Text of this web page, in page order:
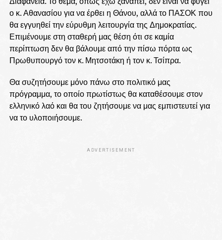
ο κ. Αθανασίου για να έρθει η Θάνου, αλλά το ΠΑΣΟΚ που
θα εγγυηθεί την εύρυθμη λειτουργία της Δημοκρατίας.
Επιμένουμε στη σταθερή μας θέση ότι σε καμία
περίπτωση δεν θα βάλουμε από την πίσω πόρτα ως
Πρωθυπουργό τον κ. Μητσοτάκη ή τον κ. Τσίπρα.
Θα συζητήσουμε μόνο πάνω στο πολιτικό μας
πρόγραμμα, το οποίο πρωτίστως θα καταθέσουμε στον
ελληνικό λαό και θα του ζητήσουμε να μας εμπιστευτεί για
να το υλοποιήσουμε.
ADVERTISEMENT